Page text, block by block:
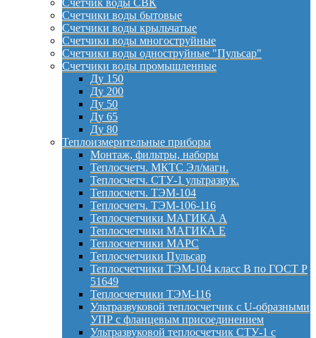
Счетчик воды СВК
Счетчики воды бытовые
Счетчики воды крыльчатые
Счетчики воды многоструйные
Счетчики воды одноструйные "Пульсар"
Счетчики воды промышленные
Ду 150
Ду 200
Ду 50
Ду 65
Ду 80
Теплоизмерительные приборы
Монтаж, фильтры, наборы
Теплосчетч. МКТС Эл/магн.
Теплосчетч. СТУ-1 ультразвук.
Теплосчетч. ТЭМ-104
Теплосчетч. ТЭМ-106-116
Теплосчетчики МАГИКА А
Теплосчетчики МАГИКА Е
Теплосчетчики МАРС
Теплосчетчики Пульсар
Теплосчетчики ТЭМ-104 класс B по ГОСТ Р
51649
Теплосчетчики ТЭМ-116
Ультразвуковой теплосчетчик с U-образными
УПР с фланцевым присоединением
Ультразвуковой теплосчетчик СТУ-1 с